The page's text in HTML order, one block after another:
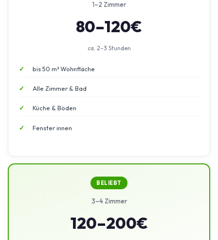
1–2 Zimmer
80–120€
ca. 2–3 Stunden
bis 50 m² Wohnfläche
Alle Zimmer & Bad
Küche & Böden
Fenster innen
BELIEBT
3–4 Zimmer
120–200€